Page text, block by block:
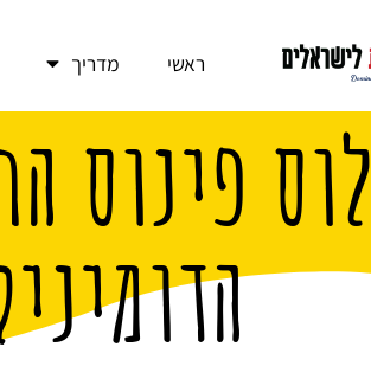
ראשי מדריך
לוס פינוס